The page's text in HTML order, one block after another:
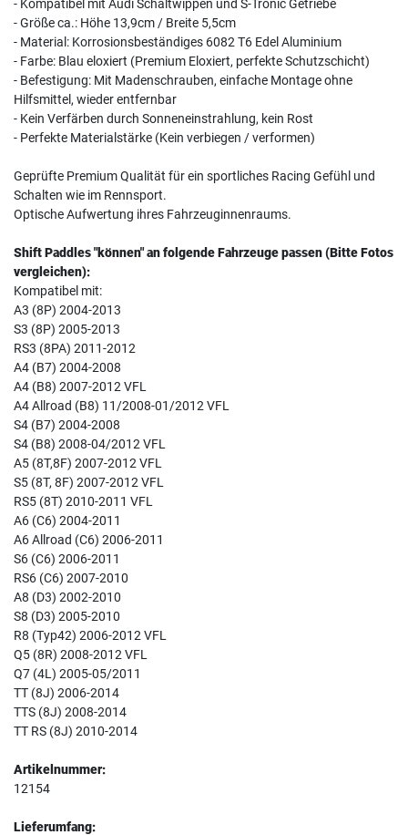
- Kompatibel mit Audi Schaltwippen und S-Tronic Getriebe
- Größe ca.: Höhe 13,9cm / Breite 5,5cm
- Material: Korrosionsbeständiges 6082 T6 Edel Aluminium
- Farbe: Blau eloxiert (Premium Eloxiert, perfekte Schutzschicht)
- Befestigung: Mit Madenschrauben, einfache Montage ohne
Hilfsmittel, wieder entfernbar
- Kein Verfärben durch Sonneneinstrahlung, kein Rost
- Perfekte Materialstärke (Kein verbiegen / verformen)
Geprüfte Premium Qualität für ein sportliches Racing Gefühl und
Schalten wie im Rennsport.
Optische Aufwertung ihres Fahrzeuginnenraums.
Shift Paddles "können" an folgende Fahrzeuge passen (Bitte Fotos
vergleichen):
Kompatibel mit:
A3 (8P) 2004-2013
S3 (8P) 2005-2013
RS3 (8PA) 2011-2012
A4 (B7) 2004-2008
A4 (B8) 2007-2012 VFL
A4 Allroad (B8) 11/2008-01/2012 VFL
S4 (B7) 2004-2008
S4 (B8) 2008-04/2012 VFL
A5 (8T,8F) 2007-2012 VFL
S5 (8T, 8F) 2007-2012 VFL
RS5 (8T) 2010-2011 VFL
A6 (C6) 2004-2011
A6 Allroad (C6) 2006-2011
S6 (C6) 2006-2011
RS6 (C6) 2007-2010
A8 (D3) 2002-2010
S8 (D3) 2005-2010
R8 (Typ42) 2006-2012 VFL
Q5 (8R) 2008-2012 VFL
Q7 (4L) 2005-05/2011
TT (8J) 2006-2014
TTS (8J) 2008-2014
TT RS (8J) 2010-2014
Artikelnummer:
12154
Lieferumfang: